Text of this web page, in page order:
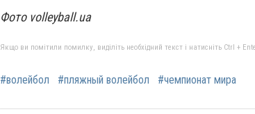
Фото volleyball.ua
Якщо ви помітили помилку, виділіть необхідний текст і натисніть Ctrl +
#волейбол #пляжный волейбол #чемпионат мира